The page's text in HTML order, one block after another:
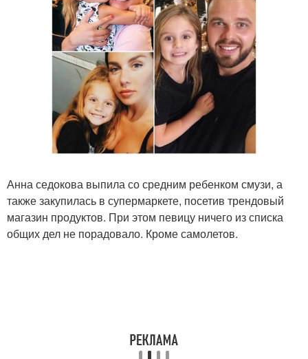
Анна седокова выпила со средним ребенком смузи, а
также закупилась в супермаркете, посетив трендовый
магазин продуктов. При этом певицу ничего из списка
общих дел не порадовало. Кроме самолетов.